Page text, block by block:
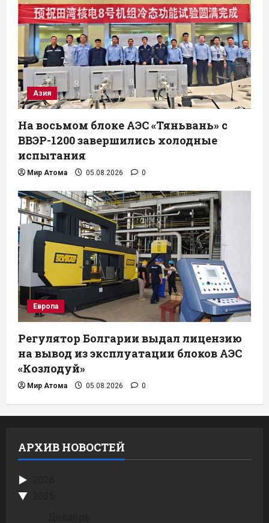
Азия
На восьмом блоке АЭС «Тяньвань» с
ВВЭР-1200 завершились холодные
испытания
Мир Атома 05.08.2026 0
Европа
Регулятор Болгарии выдал лицензию
на вывод из эксплуатации блоков АЭС
«Козлодуй»
Мир Атома 05.08.2026 0
АРХИВ НОВОСТЕЙ